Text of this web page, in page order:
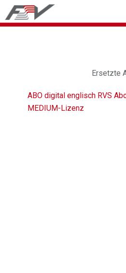
Ersetzte
ABO digital englisch RVS
MEDIUM-Lizenz